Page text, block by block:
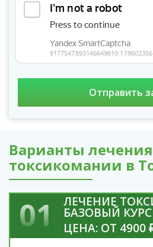
Варианты лечения
токсикомании в
01 ЛЕЧЕНИЕ
БАЗОВЫЙ КУРС
ЦЕНА: ОТ 4900